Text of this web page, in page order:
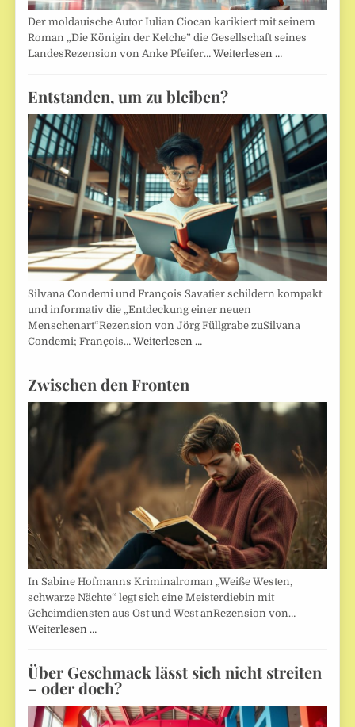
Der moldauische Autor Iulian Ciocan karikiert mit seinem
Roman „Die Königin der Kelche” die Gesellschaft seines
LandesRezension von Anke Pfeifer…Weiterlesen …
Entstanden, um zu bleiben?
Silvana Condemi und François Savatier schildern kompakt
und informativ die „Entdeckung einer neuen
Menschenart“Rezension von Jörg Füllgrabe zuSilvana
Condemi; François…Weiterlesen …
Zwischen den Fronten
In Sabine Hofmanns Kriminalroman „Weiße Westen,
schwarze Nächte“ legt sich eine Meisterdiebin mit
Geheimdiensten aus Ost und West anRezension von…
Weiterlesen …
Über Geschmack lässt sich nicht streiten
– oder doch?